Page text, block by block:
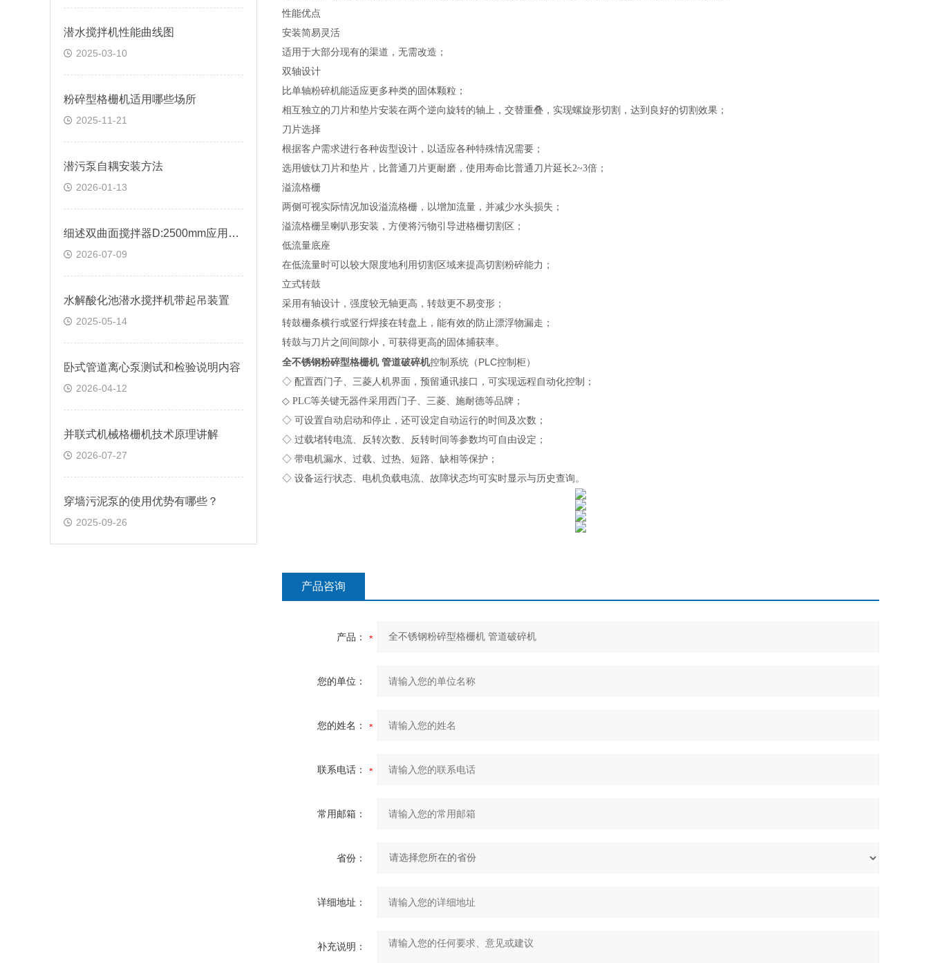
潜水搅拌机性能曲线图
2025-03-10
粉碎型格栅机适用哪些场所
2025-11-21
潜污泵自耦安装方法
2026-01-13
细述双曲面搅拌器D:2500mm应用范围有哪些
2026-07-09
水解酸化池潜水搅拌机带起吊装置
2025-05-14
卧式管道离心泵测试和检验说明内容
2026-04-12
并联式机械格栅机技术原理讲解
2026-07-27
穿墙污泥泵的使用优势有哪些？
2025-09-26
性能优点
安装简易灵活
适用于大部分现有的渠道，无需改造；
双轴设计
比单轴粉碎机能适应更多种类的固体颗粒；
相互独立的刀片和垫片安装在两个逆向旋转的轴上，交替重叠，实现螺旋形切割，达到良好的切割效果；
刀片选择
根据客户需求进行各种齿型设计，以适应各种特殊情况需要；
选用镀钛刀片和垫片，比普通刀片更耐磨，使用寿命比普通刀片延长2~3倍；
溢流格栅
两侧可视实际情况加设溢流格栅，以增加流量，并减少水头损失；
溢流格栅呈喇叭形安装，方便将污物引导进格栅切割区；
低流量底座
在低流量时可以较大限度地利用切割区域来提高切割粉碎能力；
立式转鼓
采用有轴设计，强度较无轴更高，转鼓更不易变形；
转鼓栅条横行或竖行焊接在转盘上，能有效的防止漂浮物漏走；
转鼓与刀片之间间隙小，可获得更高的固体捕获率。
全不锈钢粉碎型格栅机 管道破碎机控制系统（ PLC控制柜）
◇ 配置西门子、三菱人机界面，预留通讯接口，可实现远程自动化控制；
◇ PLC等关键无器件采用西门子、三菱、施耐德等品牌；
◇ 可设置自动启动和停止，还可设定自动运行的时间及次数；
◇ 过载堵转电流、反转次数、反转时间等参数均可自由设定；
◇ 带电机漏水、过载、过热、短路、缺相等保护；
◇ 设备运行状态、电机负载电流、故障状态均可实时显示与历史查询。
产品咨询
产品：
您的单位：
您的姓名：
联系电话：
常用邮箱：
省份：
详细地址：
补充说明：